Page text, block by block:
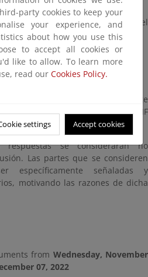
APL Bomberos forestales".
denominación o razón social del
(si corresponde)
en las que el participante
completo junto al DNI o CIF
o jurídica).
se considerarán no
Las partes que se consideren
específicamente señaladas y
motivando las razones de dicha
from Wednesday, November
07, 2022
party cookies to keep your
your experience, and
about how you use this
to accept all cookies or
like to allow. To learn more
read our Cookies Policy.
settings Accept cookies